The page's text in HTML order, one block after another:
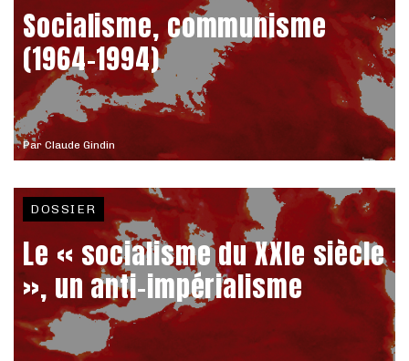
Par Claude Gindin
Socialisme, communisme
(1964-1994)
DOSSIER
Le « socialisme du XXIe siècle
», un anti-impérialisme